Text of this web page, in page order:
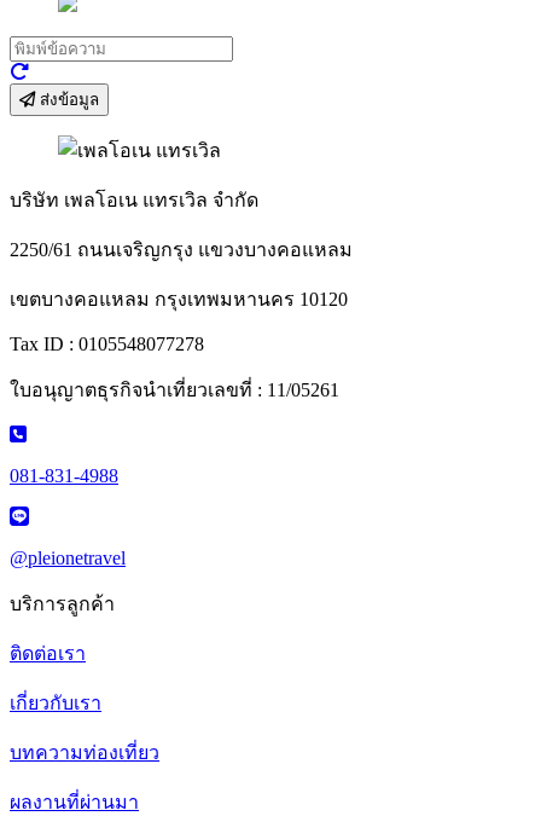
ส่งข้อมูล
บริษัท เพลโอเน แทรเวิล จำกัด
2250/61 ถนนเจริญกรุง แขวงบางคอแหลม
เขตบางคอแหลม กรุงเทพมหานคร 10120
Tax ID : 0105548077278
ใบอนุญาตธุรกิจนำเที่ยวเลขที่ : 11/05261
081-831-4988
@pleionetravel
บริการลูกค้า
ติดต่อเรา
เกี่ยวกับเรา
บทความท่องเที่ยว
ผลงานที่ผ่านมา